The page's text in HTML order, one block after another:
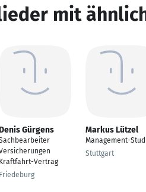
mit
Denis Gürgens
Kraftfahrt-Vertrag
Friedeburg
Markus Lützel
Management-
Stuttgart